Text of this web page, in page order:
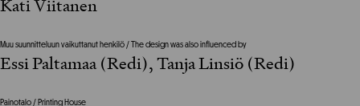
Kati Viitanen
Muu suunnitteluun vaikuttanut henkilö / The design was also influenced by
Essi Paltamaa (Redi), Tanja Linsiö (Redi)
Painotalo / Printing House